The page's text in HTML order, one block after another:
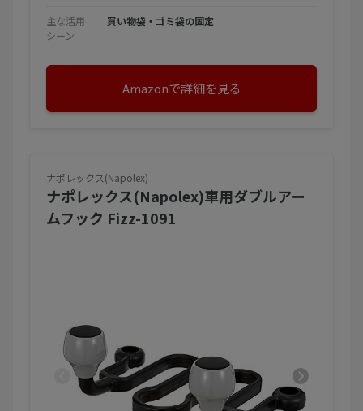
主な活用
シーン
買い物袋・ゴミ袋の固定
Amazonで詳細を見る
ナポレックス(Napolex)
ナポレックス(Napolex)車用ダブルアー
ムフック Fizz-1091